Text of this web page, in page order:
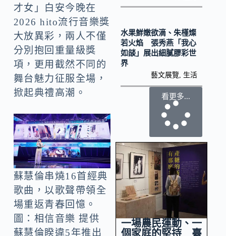
才女」白安今晚在
2026 hito流行音樂獎
大放異彩，兩人不僅
分別抱回重量級獎
項，更用截然不同的
舞台魅力征服全場，
掀起典禮高潮。
蘇慧倫串燒16首經典
歌曲，以歌聲帶領全
場重返青春回憶。
圖：相信音樂 提供
蘇慧倫睽違5年推出
水果鮮嫩欲滴、朱槿燦
若火焰 張秀燕「我心
如燄」展出細膩膠彩世
界
藝文展覽 生活
看更多...
一場農民運動、一
個家庭的堅持 臺